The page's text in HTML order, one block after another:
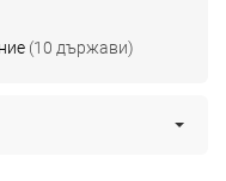
(10 държави)